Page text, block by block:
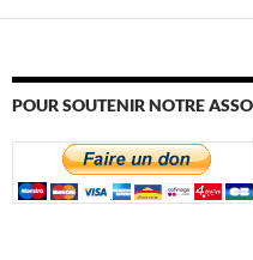
POUR SOUTENIR NOTRE